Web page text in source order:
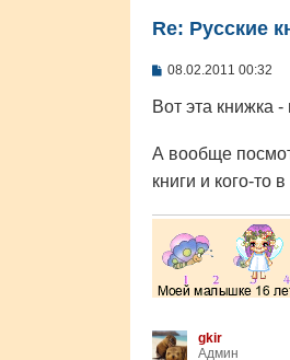
Re: Русские
С
о
б
н
и
е
08.02.2011 00:32
Вот эта книжка
А вообще
книги и кого-то
gkir
Админ